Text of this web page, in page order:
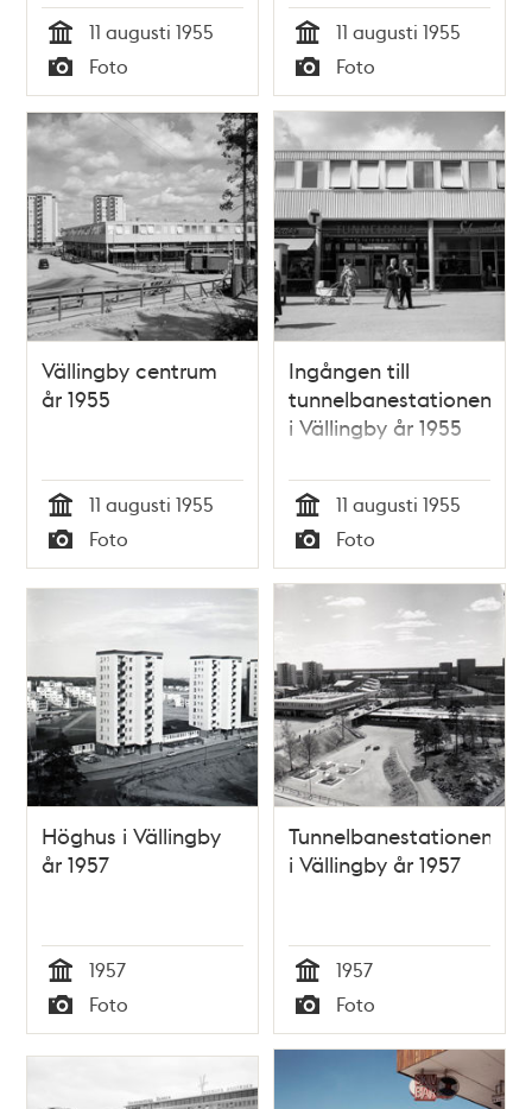
Tid
11 augusti 1955
Typ
Foto Tid
11 augusti 1955
Typ
Foto
Vällingby centrum
år 1955
Tid
11 augusti 1955
Typ
Foto
Ingången till
tunnelbanestationen
i Vällingby år 1955
Tid
11 augusti 1955
Typ
Foto
Höghus i Vällingby
år 1957
Tid
1957
Typ
Foto
Tunnelbanestationen
i Vällingby år 1957
Tid
1957
Typ
Foto